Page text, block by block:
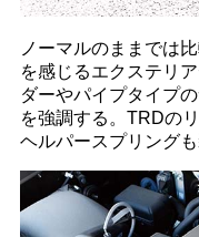
ノーマルのままでは
を感じるエクステリ
ダーやパイプタイプ
を強調する。TRDの
ヘルパースプリングも